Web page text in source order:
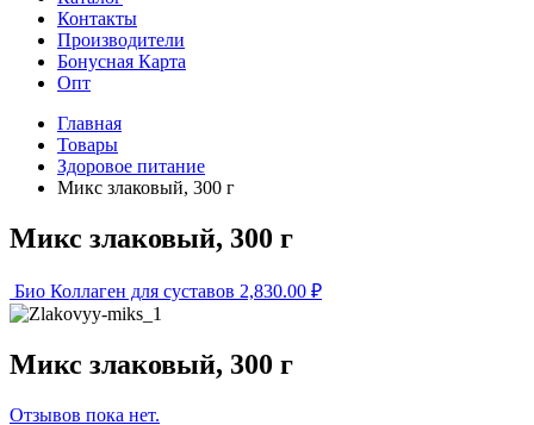
Контакты
Производители
Бонусная Карта
Опт
Главная
Товары
Здоровое питание
Микс злаковый, 300 г
Микс злаковый, 300 г
Био Коллаген для суставов 2,830.00 ₽
Микс злаковый, 300 г
Отзывов пока нет.